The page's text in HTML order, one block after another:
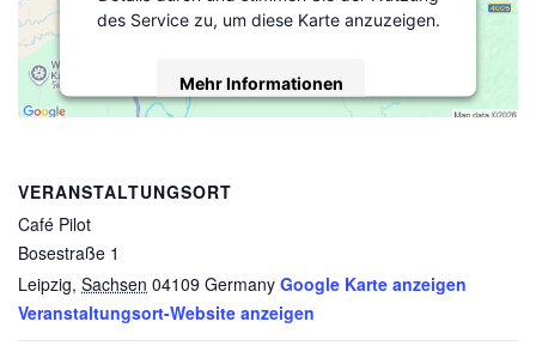
VERANSTALTUNGSORT
Café Pilot
Bosestraße 1
Leipzig, Sachsen 04109 Germany Google Karte anzeigen
Veranstaltungsort-Website anzeigen
des Service zu, um diese Karte anzuzeigen.
Mehr Informationen
powered byUsercentrics Consent